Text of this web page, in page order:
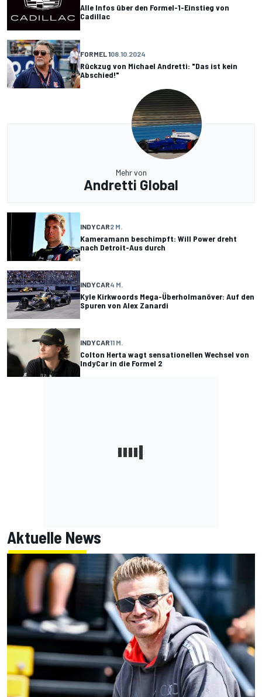
Alle Infos über den Formel-1-Einstieg von
Cadillac
FORMEL 108.10.2024
Rückzug von Michael Andretti: "Das ist kein
Abschied!"
Mehr von
Andretti Global
INDYCAR2 M.
Kameramann beschimpft: Will Power dreht
nach Detroit-Aus durch
INDYCAR4 M.
Kyle Kirkwoords Mega-Überholmanöver: Auf den
Spuren von Alex Zanardi
INDYCAR11 M.
Colton Herta wagt sensationellen Wechsel von
IndyCar in die Formel 2
Aktuelle News